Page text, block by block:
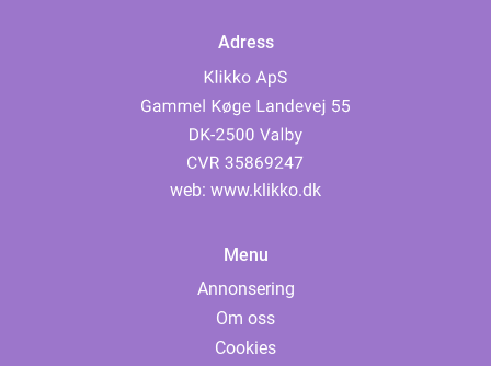
Adress
web: www.klikko.dk
Menu
Annonsering
Om oss
Cookies